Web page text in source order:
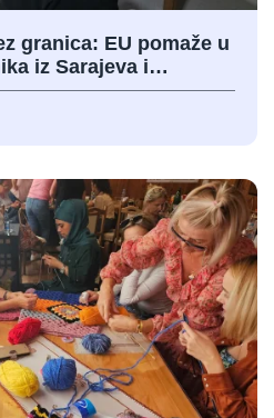
granica: EU pomaže u
iz Sarajeva i…